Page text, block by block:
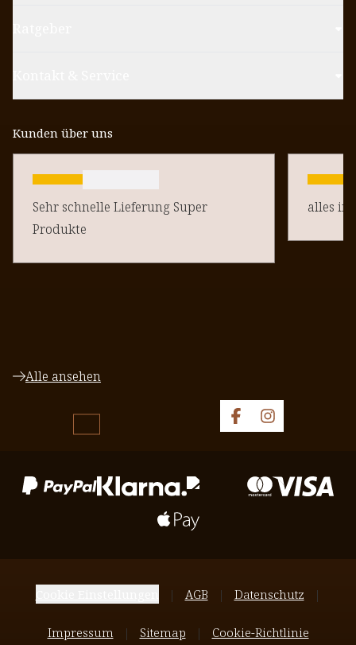
Kunden über uns
Sehr schnelle Lieferung Super
Produkte
alles in
Alle ansehen
AGB Datenschutz
Impressum Sitemap Cookie-Richtlinie